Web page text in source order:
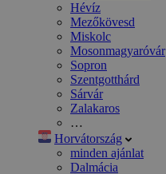
Hévíz
Mezőkövesd
Miskolc
Mosonmagyaróvár
Sopron
Szentgotthárd
Sárvár
Zalakaros
…
Horvátország
minden ajánlat
Dalmácia